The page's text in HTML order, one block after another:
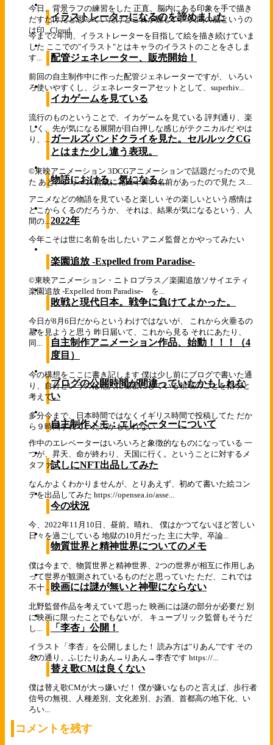
今日、背景ラフの練習をした 正直、脳内にある印象を手で描き
だすだけだと思っていたけどこれが難しい。 人間の脳というの
は印... Cloud
イラストレーターになるのを諦めました
今まで2年間、イラストレーターを目指して絵を描き続けていま
した ここでの"イラスト"とはキャラのイラストのことをさしま
す...
配管ジェネレーター、販売開始！
前回の自主制作中に作った配管ジェネレーターですが、 いろい
ろ使いやすくし、ジェネレーターアセットとして、superhiv...
イカゲームを見ている
流行のものということで、イカゲームを見ている 評判通り、楽
しく、先が気になる展開が目白押しな感じがテクニカルだ やは
り、... ガールズバンドクライを見た。セルルックCG
とはまた少し違う表現。
©東映アニメーション 3DCGアニメーションで話題だったので見
た あと、シリーズ構成に花田十輝の名前があったので見た ス...
物語における、気になる、
アニメなどの物語を見ていると楽しい その楽しいという感情は
どこからくるのだろうか、 それは、結果が気になるという、人
間の... 2022年
今年こそは世に名前を出したい アニメ監督とかやってみたい
楽園追放 -Expelled from Paradise-
©東映アニメーション・ニトロプラス／楽園追放ソサイエティ
楽園追放 -Expelled from Paradise- を...
敗戦と現代日本。戦争に負けてよかった。
今日が8月6日だからというわけではないが、 これから火垂るの
墓を見ようと思う 昨日届いて、これから見る それにあたり、
同...
自主制作アニメーション作品、始動！！！（4
度目）
今の構想をここに書き記します 僕は少し前にブログで書いた通
り、自分というのは他人に秘密にしている領域のことを指すと
考えて...
ブログの公開時間が間違っていたかもしれな
い
多分今まで、日本時間ではなくイギリス時間で投稿してた だか
ら９時間ずれていたのかもしれない
自主制作メモ：エレベーターについて
作中のエレベーターはいろいろと象徴的なものになっている 一
つが、昇天、命が終わり、天国に行く。ということに対するメ
タファ...試しにNFT出品してみた
なんかよくわかりませんが、とりあえず、初めて書いた絵コン
テを出品してみた https://opensea.io/asse...
今の状況
今、2022年11月10日、昼前。晴れ、 僕はかつてないほど苦しい
日々を過ごしている 地獄の10月だった 主に大学。卒論...
物質世界と精神世界についてのメモ
僕は今まで、物質世界と精神世界、2つの世界が相互に作用しあ
って世界が観測されているものだと思っていた ただ、これでは
不十...
映画には謎が無いと神聖にならない
北野監督作品を考えていて思った 映画には謎の部分が必要だ 別
に映画に限ったことでもないが、 キューブリック監督もそうだ
し...
「李杏」公開！
イラスト「李杏」を公開しました！ 読み方は"りあん"です その
名の通り、ふじたりあん→りあん→李杏です https://...
替え歌CMは良くない
僕は替え歌CMが大っ嫌いだ！ 僕が嫌いなものと言えば、歩行者
信号の無視、人種差別、文化差別、お酒、首都高の地下化、い
ろい...
コメントを残す